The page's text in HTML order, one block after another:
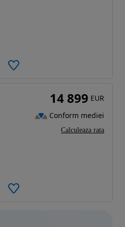
14 899 EUR
Conform mediei
Calculeaza rata